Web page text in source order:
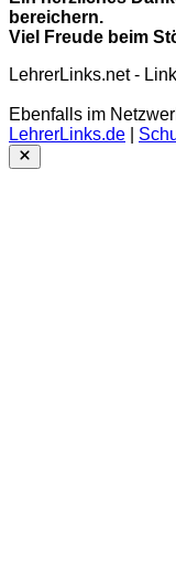
bereichern.
Viel Freude beim
LehrerLinks.net -
Ebenfalls im
LehrerLinks.de
Close